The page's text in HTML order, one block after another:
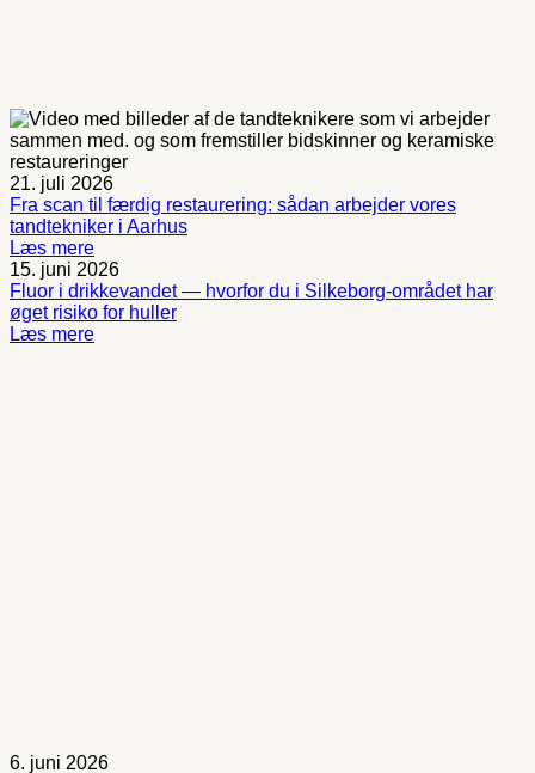
21. juli 2026
Fra scan til færdig restaurering: sådan arbejder vores
tandtekniker i Aarhus
Læs mere
15. juni 2026
Fluor i drikkevandet — hvorfor du i Silkeborg-området har
øget risiko for huller
Læs mere
6. juni 2026